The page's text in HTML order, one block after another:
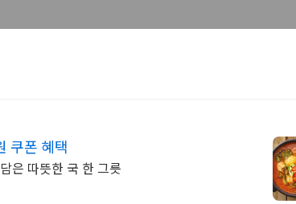
쿠폰 혜택
은 따뜻한 국 한 그릇